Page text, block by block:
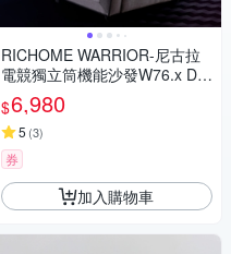
RICHOME WARRIOR-尼古拉
電競獨立筒機能沙發W76.x D9
0-155 x H109 CM
$6,980
5 (3)
券
加入購物車